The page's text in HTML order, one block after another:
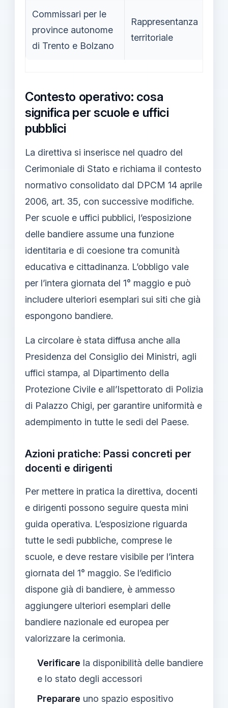
Commissari per le
province autonome
di Trento e Bolzano
Rappresentanza
territoriale
Contesto operativo: cosa
significa per scuole e uffici
pubblici
La direttiva si inserisce nel quadro del
Cerimoniale di Stato e richiama il contesto
normativo consolidato dal DPCM 14 aprile
2006, art. 35, con successive modifiche.
Per scuole e uffici pubblici, l’esposizione
delle bandiere assume una funzione
identitaria e di coesione tra comunità
educativa e cittadinanza. L’obbligo vale
per l’intera giornata del 1° maggio e può
includere ulteriori esemplari sui siti che già
espongono bandiere.
La circolare è stata diffusa anche alla
Presidenza del Consiglio dei Ministri, agli
uffici stampa, al Dipartimento della
Protezione Civile e all’Ispettorato di Polizia
di Palazzo Chigi, per garantire uniformità e
adempimento in tutte le sedi del Paese.
Azioni pratiche: Passi concreti per
docenti e dirigenti
Per mettere in pratica la direttiva, docenti
e dirigenti possono seguire questa mini
guida operativa. L’esposizione riguarda
tutte le sedi pubbliche, comprese le
scuole, e deve restare visibile per l’intera
giornata del 1° maggio. Se l’edificio
dispone già di bandiere, è ammesso
aggiungere ulteriori esemplari delle
bandiere nazionale ed europea per
valorizzare la cerimonia.
Verificare la disponibilità delle bandiere
e lo stato degli accessori
Preparare uno spazio espositivo